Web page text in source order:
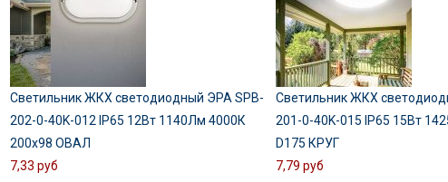
Светильник ЖКХ светодиодный ЭРА SPB-
202-0-40K-012 IP65 12Вт 1140Лм 4000К
200x98 ОВАЛ
7,33 руб
Светильник ЖКХ
201-0-40K-015 IP65 15Вт
D175 КРУГ
7,79 руб